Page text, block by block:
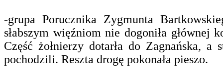
-grupa Porucznika Zygmunta
słabszym więźniom nie dogoniła głównej
Część żołnierzy dotarła do Zagnańska, a
pochodzili. Reszta drogę pokonała pieszo.